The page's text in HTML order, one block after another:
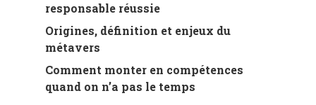
responsable réussie
Origines, définition et enjeux du
métavers
Comment monter en compétences
quand on n’a pas le temps